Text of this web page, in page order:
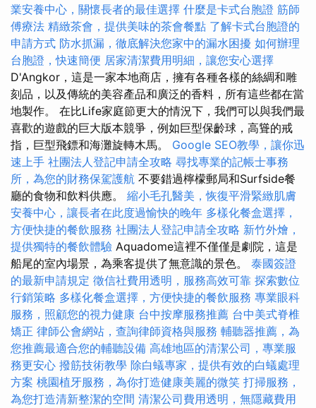
業安養中心，關懷長者的最佳選擇 什麼是卡式台胞證 筋師
傅療法 精緻茶會，提供美味的茶會餐點 了解卡式台胞證的
申請方式 防水抓漏，徹底解決您家中的漏水困擾 如何辦理
台胞證，快速簡便 居家清潔費用明細，讓您安心選擇
D'Angkor，這是一家本地商店，擁有各種各樣的絲綢和雕
刻品，以及傳統的美容產品和廣泛的香料，所有這些都在當
地製作。 在比Life家庭節更大的情況下，我們可以與我們最
喜歡的遊戲的巨大版本競爭，例如巨型保齡球，高聳的戒
指，巨型飛鏢和海灘旋轉木馬。 Google SEO教學，讓你迅
速上手 社團法人登記申請全攻略 尋找專業的記帳士事務
所，為您的財務保駕護航 不要錯過檸檬郵局和Surfside餐
廳的食物和飲料供應。 縮小毛孔醫美，恢復平滑緊緻肌膚
安養中心，讓長者在此度過愉快的晚年 多樣化餐盒選擇，
方便快捷的餐飲服務 社團法人登記申請全攻略 新竹外燴，
提供獨特的餐飲體驗 Aquadome這裡不僅僅是劇院，這是
船尾的室內場景，為乘客提供了無意識的景色。 泰國簽證
的最新申請規定 徵信社費用透明，服務高效可靠 探索數位
行銷策略 多樣化餐盒選擇，方便快捷的餐飲服務 專業眼科
服務，照顧您的視力健康 台中按摩服務推薦 台中美式脊椎
矯正 律師公會網站，查詢律師資格與服務 輔聽器推薦，為
您推薦最適合您的輔聽設備 高雄地區的清潔公司，專業服
務更安心 撥筋技術教學 除白蟻專家，提供有效的白蟻處理
方案 桃園植牙服務，為你打造健康美麗的微笑 打掃服務，
為您打造清新整潔的空間 清潔公司費用透明，無隱藏費用